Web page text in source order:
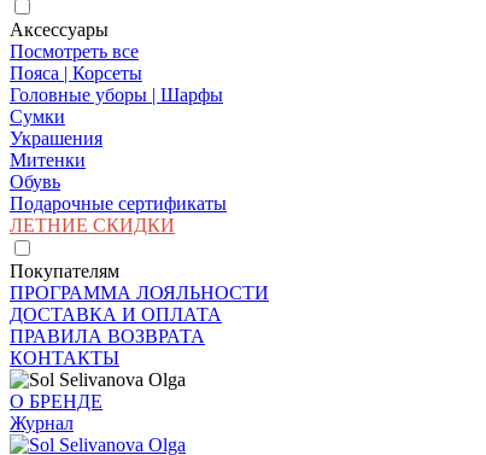
Аксессуары
Посмотреть все
Пояса | Корсеты
Головные уборы | Шарфы
Сумки
Украшения
Митенки
Обувь
Подарочные сертификаты
ЛЕТНИЕ СКИДКИ
Покупателям
ПРОГРАММА ЛОЯЛЬНОСТИ
ДОСТАВКА И ОПЛАТА
ПРАВИЛА ВОЗВРАТА
КОНТАКТЫ
О БРЕНДЕ
Журнал